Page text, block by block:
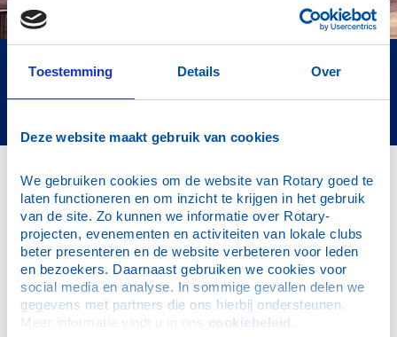
Toestemming Details Over
Deze website maakt gebruik van cookies
We gebruiken cookies om de website van Rotary goed te
laten functioneren en om inzicht te krijgen in het gebruik
van de site. Zo kunnen we informatie over Rotary-
projecten, evenementen en activiteiten van lokale clubs
beter presenteren en de website verbeteren voor leden
en bezoekers. Daarnaast gebruiken we cookies voor
social media en analyse. In sommige gevallen delen we
gegevens met partners die ons hierbij ondersteunen.
Meer informatie vindt u in ons cookiebeleid
Rotary Club Hengelo (O) - heeft haar onderkomen
NIEUWS
TREKKING RCH PAASLOTEREI 2026